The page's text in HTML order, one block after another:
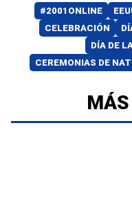
#2001ONLINE
CELEBRACIÓN
DÍA DE
CEREMONIAS DE